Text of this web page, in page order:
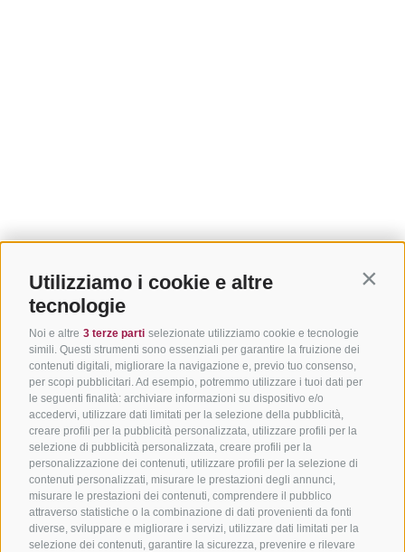
Utilizziamo i cookie e altre
tecnologie
Noi e altre 3 terze parti selezionate utilizziamo cookie e tecnologie
simili. Questi strumenti sono essenziali per garantire la fruizione dei
contenuti digitali, migliorare la navigazione e, previo tuo consenso,
per scopi pubblicitari. Ad esempio, potremmo utilizzare i tuoi dati per
le seguenti finalità: archiviare informazioni su dispositivo e/o
accedervi, utilizzare dati limitati per la selezione della pubblicità,
creare profili per la pubblicità personalizzata, utilizzare profili per la
selezione di pubblicità personalizzata, creare profili per la
personalizzazione dei contenuti, utilizzare profili per la selezione di
contenuti personalizzati, misurare le prestazioni degli annunci,
misurare le prestazioni dei contenuti, comprendere il pubblico
attraverso statistiche o la combinazione di dati provenienti da fonti
diverse, sviluppare e migliorare i servizi, utilizzare dati limitati per la
selezione dei contenuti, garantire la sicurezza, prevenire e rilevare